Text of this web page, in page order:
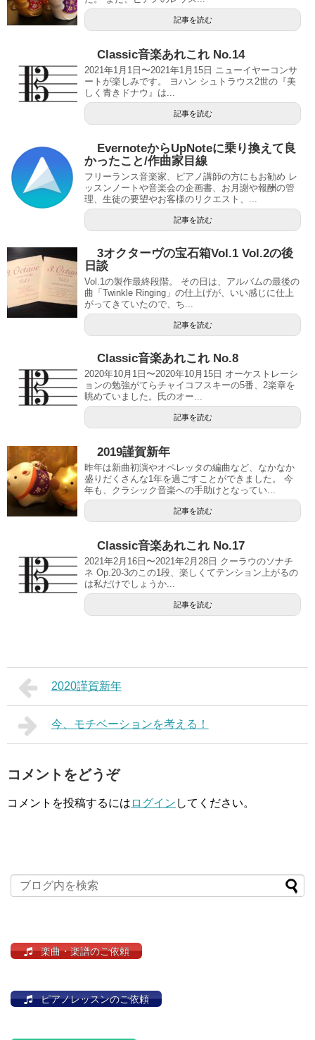
記事を読む
Classic音楽あれこれ No.14
2021年1月1日〜2021年1月15日 ニューイヤーコンサ
ートが楽しみです。 ヨハン シュトラウス2世の『美
しく青きドナウ』は...
記事を読む
EvernoteからUpNoteに乗り換えて良
かったこと/作曲家目線
フリーランス音楽家、ピアノ講師の方にもお勧め レ
ッスンノートや音楽会の企画書、お月謝や報酬の管
理、生徒の要望やお客様のリクエスト、...
記事を読む
3オクターヴの宝石箱Vol.1 Vol.2の後
日談
Vol.1の製作最終段階。 その日は、アルバムの最後の
曲「Twinkle Ringing」の仕上げが、いい感じに仕上
がってきていたので、ち...
記事を読む
Classic音楽あれこれ No.8
2020年10月1日〜2020年10月15日 オーケストレーシ
ョンの勉強がてらチャイコフスキーの5番、2楽章を
眺めていました。氏のオー...
記事を読む
2019謹賀新年
昨年は新曲初演やオペレッタの編曲など、なかなか
盛りだくさんな1年を過ごすことができました。 今
年も、クラシック音楽への手助けとなってい...
記事を読む
Classic音楽あれこれ No.17
2021年2月16日〜2021年2月28日 クーラウのソナチ
ネ Op.20-3のこの1段、楽しくてテンション上がるの
は私だけでしょうか...
記事を読む
2020謹賀新年
今、モチベーションを考える！
コメントをどうぞ
コメントを投稿するには ログイン してください。
楽曲・楽譜のご依頼
ピアノレッスンのご依頼